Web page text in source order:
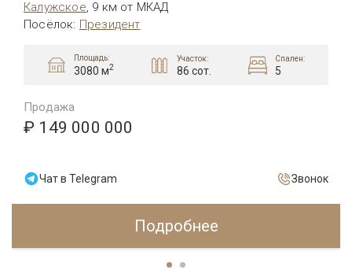
Калужское, 9 км от МКАД
Посёлок: Президент
Площадь:
3080 м2
Участок:
86 сот.
Спален:
5
Продажа
₽ 149 000 000
Чат в Telegram Звонок
Подробнее